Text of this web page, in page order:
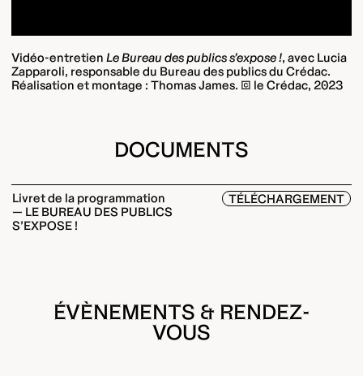
Vidéo-entretien Le Bureau des publics s’expose !, avec Lucia
Zapparoli, responsable du Bureau des publics du Crédac.
Réalisation et montage : Thomas James. © le Crédac, 2023
DOCUMENTS
Livret de la programmation
— LE BUREAU DES PUBLICS
S’EXPOSE !
TÉLÉCHARGEMENT
ÉVÈNEMENTS & RENDEZ-
VOUS